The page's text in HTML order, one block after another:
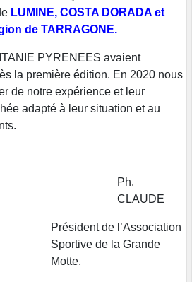
LUMINE, COSTA DORADA et
de TARRAGONE.
PYRENEES avaient
la première édition. En 2020 nous
de notre expérience et leur
adapté à leur situation et au
Ph.
CLAUDE
Président de l’Association
Sportive de la Grande
Motte,